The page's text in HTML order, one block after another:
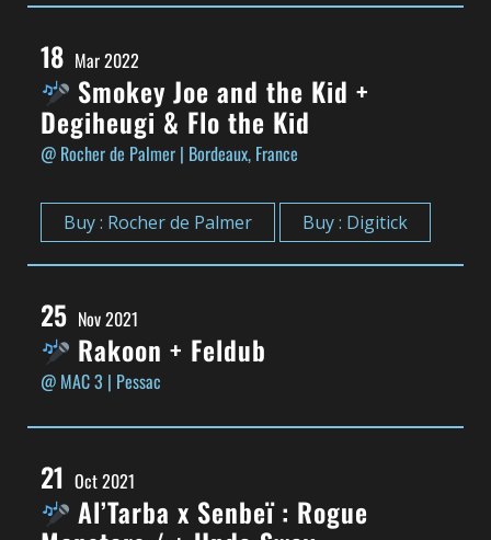
18 Mar 2022
Smokey Joe and the Kid +
Degiheugi & Flo the Kid
@ Rocher de Palmer | Bordeaux, France
Buy : Rocher de Palmer Buy : Digitick
25 Nov 2021
Rakoon + Feldub
@ MAC 3 | Pessac
21 Oct 2021
Al’Tarba x Senbeï : Rogue